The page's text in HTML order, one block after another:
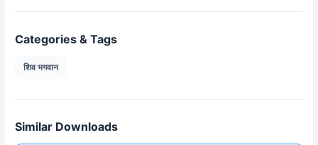
Categories & Tags
शिव भगवान
Similar Downloads